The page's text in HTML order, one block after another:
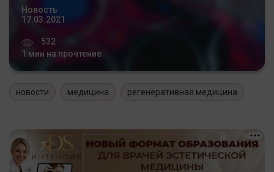
Новость
17.03.2021
532
1 мин на прочтение
новости медицина регенеративная медицина